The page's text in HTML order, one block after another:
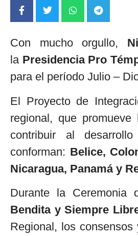
Con mucho orgullo,
la Presidencia Pro
para el período Julio –
El Proyecto de
regional, que
contribuir al
conforman: Belice,
Nicaragua, Panamá y
Durante la Ceremonia
Bendita y Siempre
Regional, los